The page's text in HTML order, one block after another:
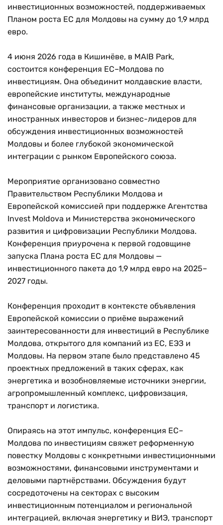
инвестиционных возможностей, поддерживаемых
Планом роста ЕС для Молдовы на сумму до 1,9 млрд
евро.
4 июня 2026 года в Кишинёве, в MAIB Park,
состоится конференция ЕС–Молдова по
инвестициям. Она объединит молдавские власти,
европейские институты, международные
финансовые организации, а также местных и
иностранных инвесторов и бизнес-лидеров для
обсуждения инвестиционных возможностей
Молдовы и более глубокой экономической
интеграции с рынком Европейского союза.
Мероприятие организовано совместно
Правительством Республики Молдова и
Европейской комиссией при поддержке Агентства
Invest Moldova и Министерства экономического
развития и цифровизации Республики Молдова.
Конференция приурочена к первой годовщине
запуска Плана роста ЕС для Молдовы —
инвестиционного пакета до 1,9 млрд евро на 2025–
2027 годы.
Конференция проходит в контексте объявления
Европейской комиссии о приёме выражений
заинтересованности для инвестиций в Республике
Молдова, открытого для компаний из ЕС, ЕЭЗ и
Молдовы. На первом этапе было представлено 45
проектных предложений в таких сферах, как
энергетика и возобновляемые источники энергии,
агропромышленный комплекс, цифровизация,
транспорт и логистика.
Опираясь на этот импульс, конференция ЕС–
Молдова по инвестициям свяжет реформенную
повестку Молдовы с конкретными инвестиционными
возможностями, финансовыми инструментами и
деловыми партнёрствами. Обсуждения будут
сосредоточены на секторах с высоким
инвестиционным потенциалом и региональной
интеграцией, включая энергетику и ВИЭ, транспорт